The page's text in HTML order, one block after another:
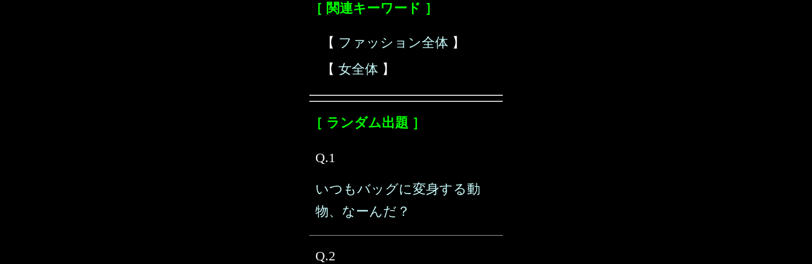
［ 関連キーワード ］
【 ファッション全体 】
【 女全体 】
［ ランダム出題 ］
Q.1
いつもバッグに変身する動
物、なーんだ？
Q.2